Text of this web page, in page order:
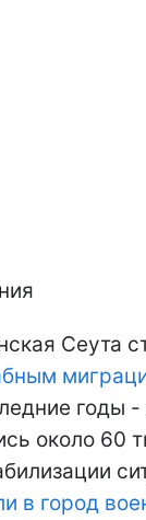
Сеута
годы -
около 60
в город